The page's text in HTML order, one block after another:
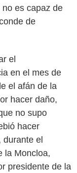
es capaz de
de
el
en el mes de
el afán de la
hacer daño,
no supo
hacer
durante el
la Moncloa,
presidente de la